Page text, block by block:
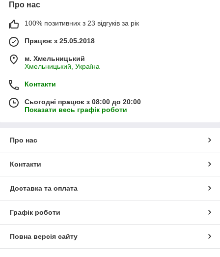
Про нас
100% позитивних з 23 відгуків за рік
Працює з 25.05.2018
м. Хмельницький
Хмельницький, Україна
Контакти
Сьогодні працює з 08:00 до 20:00
Показати весь графік роботи
Про нас
Контакти
Доставка та оплата
Графік роботи
Повна версія сайту